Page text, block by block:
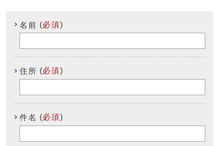
名前 (必須)
住所 (必須)
件名 (必須)